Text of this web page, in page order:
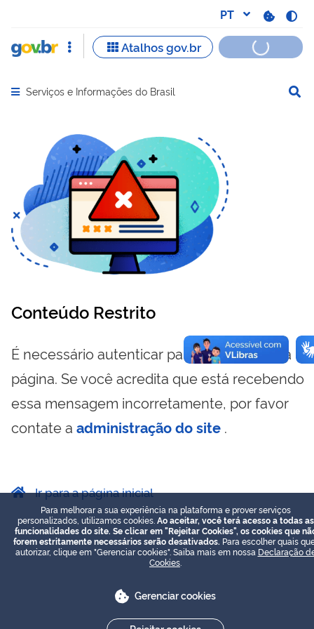
Abrir menu principal de navegação
Serviços e Informações do Brasil
Conteúdo Restrito
É necessário autenticar para visualizar essa
página. Se você acredita que está recebendo
essa mensagem incorretamente, por favor
contate a administração do site .
Ir para a página inicial
Para melhorar a sua experiência na plataforma e prover serviços
personalizados, utilizamos cookies. Ao aceitar, você terá acesso a todas as
funcionalidades do site. Se clicar em "Rejeitar Cookies", os cookies que
forem estritamente necessários serão desativados. Para escolher quais
autorizar, clique em "Gerenciar cookies". Saiba mais em nossa Declaração
Cookies
Gerenciar cookies